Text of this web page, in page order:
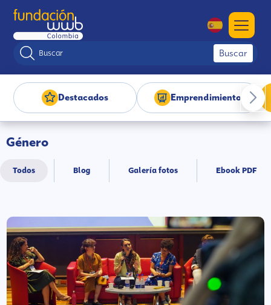
Buscar
Destacados Emprendimiento
Género
Todos Blog Galería fotos Ebook PDF